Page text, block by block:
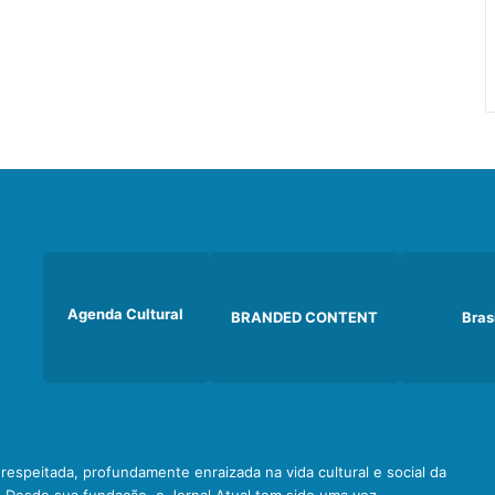
Agenda Cultural BRANDED CONTENT
profundamente enraizada na vida cultural e social da